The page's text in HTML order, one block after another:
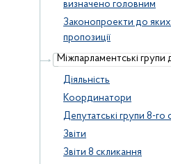
визначено головним
Законопроекти до
пропозиції
Міжпарламентські
Діяльність
Координатори
Депутатські групи 8-го
Звіти
Звіти 8 скликання